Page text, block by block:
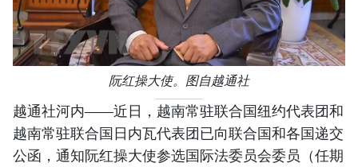
阮红操大使。图自越通社
越通社河内——近日，越南常驻联合国纽约代表团和
越南常驻联合国日内瓦代表团已向联合国和各国递交
公函，通知阮红操大使参选国际法委员会委员（任期